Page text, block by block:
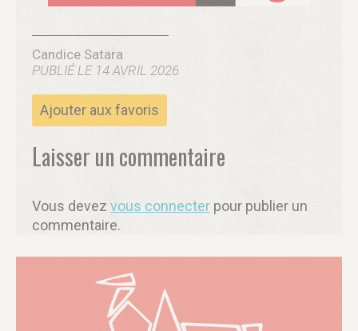
qualité d’accueil : pour qui ? pour quoi
Discussion— Comment évaluer son
management quand on dirige une crèche ?
Candice Satara
PUBLIÉ LE 14 AVRIL 2026
Ajouter aux favoris
Laisser un commentaire
Vous devez vous connecter pour publier un
commentaire.